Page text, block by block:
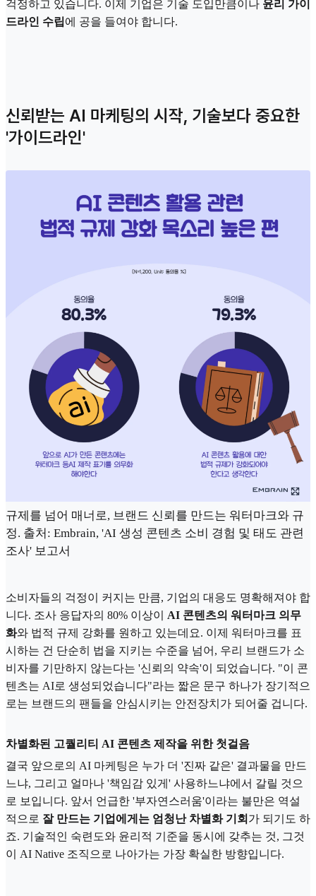
걱정하고 있습니다. 이제 기업은 기술 도입만큼이나 윤리 가이
드라인 수립에 공을 들여야 합니다.
신뢰받는 AI 마케팅의 시작, 기술보다 중요한
'가이드라인'
규제를 넘어 매너로, 브랜드 신뢰를 만드는 워터마크와 규
정. 출처: Embrain, 'AI 생성 콘텐츠 소비 경험 및 태도 관련
조사' 보고서
소비자들의 걱정이 커지는 만큼, 기업의 대응도 명확해져야 합
니다. 조사 응답자의 80% 이상이 AI 콘텐츠의 워터마크 의무
화와 법적 규제 강화를 원하고 있는데요. 이제 워터마크를 표
시하는 건 단순히 법을 지키는 수준을 넘어, 우리 브랜드가 소
비자를 기만하지 않는다는 '신뢰의 약속'이 되었습니다. "이 콘
텐츠는 AI로 생성되었습니다"라는 짧은 문구 하나가 장기적으
로는 브랜드의 팬들을 안심시키는 안전장치가 되어줄 겁니다.
차별화된 고퀄리티 AI 콘텐츠 제작을 위한 첫걸음
결국 앞으로의 AI 마케팅은 누가 더 '진짜 같은' 결과물을 만드
느냐, 그리고 얼마나 '책임감 있게' 사용하느냐에서 갈릴 것으
로 보입니다. 앞서 언급한 '부자연스러움'이라는 불만은 역설
적으로 잘 만드는 기업에게는 엄청난 차별화 기회 가 되기도 하
죠. 기술적인 숙련도와 윤리적 기준을 동시에 갖추는 것, 그것
이 AI Native 조직으로 나아가는 가장 확실한 방향입니다.